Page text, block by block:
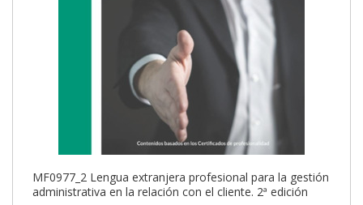
MF0977_2 Lengua extranjera profesional para la gestión
administrativa en la relación con el cliente. 2ª edición